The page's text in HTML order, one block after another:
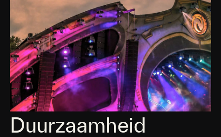
Duurzaamheid